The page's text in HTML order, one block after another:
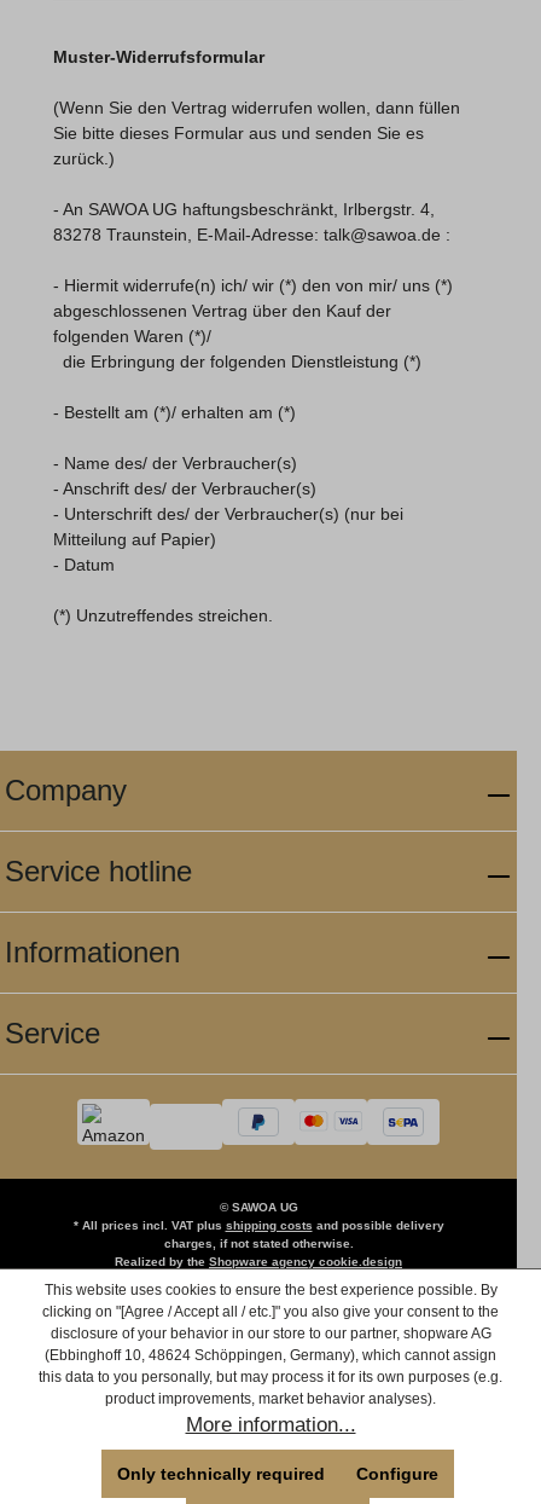
Muster-Widerrufsformular
(Wenn Sie den Vertrag widerrufen wollen, dann füllen
Sie bitte dieses Formular aus und senden Sie es
zurück.)
- An SAWOA UG haftungsbeschränkt , Irlbergstr. 4,
83278 Traunstein
E-Mail-Adresse: talk@sawoa.de :
- Hiermit widerrufe(n) ich/ wir (*) den von mir/ uns (*)
abgeschlossenen Vertrag über den Kauf der
folgenden Waren (*)/
die Erbringung der folgenden Dienstleistung (*)
- Bestellt am (*)/ erhalten am (*)
- Name des/ der Verbraucher(s)
- Anschrift des/ der Verbraucher(s)
- Unterschrift des/ der Verbraucher(s) (nur bei
Mitteilung auf Papier)
- Datum
(*) Unzutreffendes streichen.
Company
Service hotline
Informationen
Service
© SAWOA UG
* All prices incl. VAT plus shipping costs and possible delivery
charges, if not stated otherwise.
Realized by the Shopware agency cookie.design
This website uses cookies to ensure the best experience possible. By
clicking on "[Agree / Accept all / etc.]" you also give your consent to the
disclosure of your behavior in our store to our partner, shopware AG
(Ebbinghoff 10, 48624 Schöppingen, Germany), which cannot assign
this data to you personally, but may process it for its own purposes (e.g.
product improvements, market behavior analyses).
More information...
Only technically required Configure